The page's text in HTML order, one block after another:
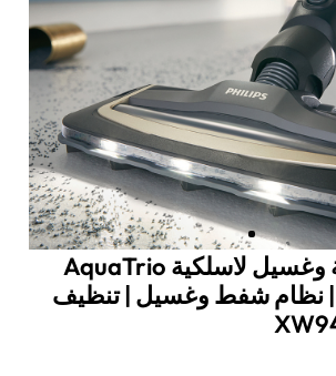
فيليبس مكنسة وغسيل لاسلكية AquaTrio
سلسلة 9000 | نظام شفط وغسيل | تنظيف